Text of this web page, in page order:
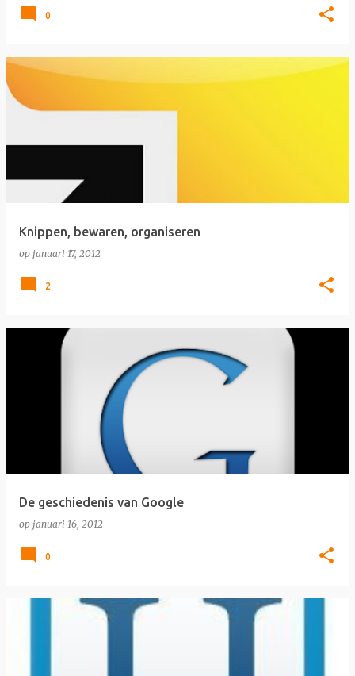
0
Knippen, bewaren, organiseren
op januari 17, 2012
2
De geschiedenis van Google
op januari 16, 2012
0